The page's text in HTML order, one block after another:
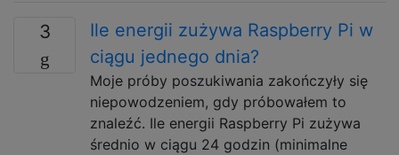
3
Ile energii zużywa Raspberry Pi w
ciągu jednego dnia?
Moje próby poszukiwania zakończyły się
niepowodzeniem, gdy próbowałem to
znaleźć. Ile energii Raspberry Pi zużywa
średnio w ciągu 24 godzin (minimalne